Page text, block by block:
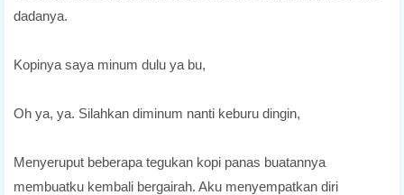
dadanya.
Kopinya saya minum dulu ya bu,
Oh ya, ya. Silahkan diminum nanti keburu dingin,
Menyeruput beberapa tegukan kopi panas buatannya
membuatku kembali bergairah. Aku menyempatkan diri